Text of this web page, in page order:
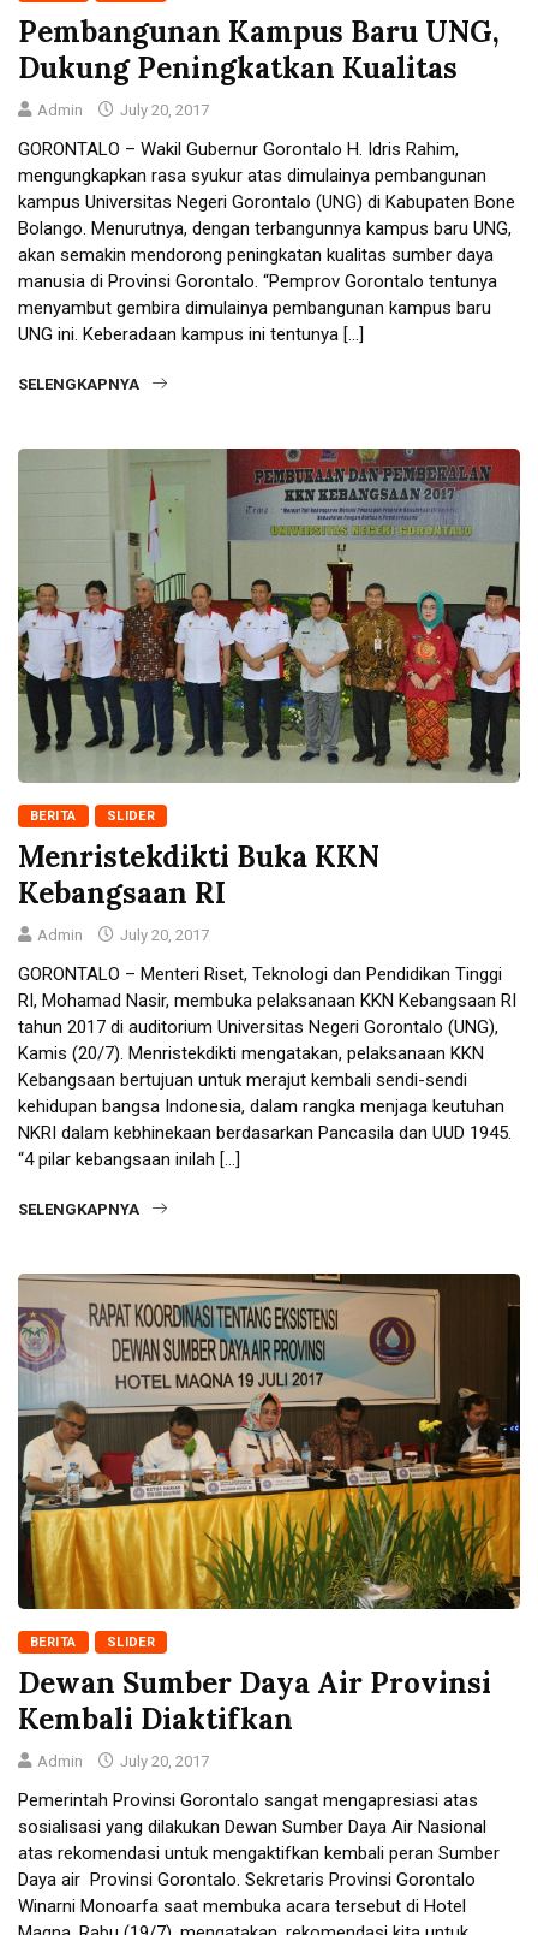
Pembangunan Kampus Baru UNG,
Dukung Peningkatkan Kualitas
Admin July 20, 2017
GORONTALO – Wakil Gubernur Gorontalo H. Idris Rahim,
mengungkapkan rasa syukur atas dimulainya pembangunan
kampus Universitas Negeri Gorontalo (UNG) di Kabupaten Bone
Bolango. Menurutnya, dengan terbangunnya kampus baru UNG,
akan semakin mendorong peningkatan kualitas sumber daya
manusia di Provinsi Gorontalo. “Pemprov Gorontalo tentunya
menyambut gembira dimulainya pembangunan kampus baru
UNG ini. Keberadaan kampus ini tentunya […]
SELENGKAPNYA
BERITA SLIDER
Menristekdikti Buka KKN
Kebangsaan RI
Admin July 20, 2017
GORONTALO – Menteri Riset, Teknologi dan Pendidikan Tinggi
RI, Mohamad Nasir, membuka pelaksanaan KKN Kebangsaan RI
tahun 2017 di auditorium Universitas Negeri Gorontalo (UNG),
Kamis (20/7). Menristekdikti mengatakan, pelaksanaan KKN
Kebangsaan bertujuan untuk merajut kembali sendi-sendi
kehidupan bangsa Indonesia, dalam rangka menjaga keutuhan
NKRI dalam kebhinekaan berdasarkan Pancasila dan UUD 1945.
“4 pilar kebangsaan inilah […]
SELENGKAPNYA
BERITA SLIDER
Dewan Sumber Daya Air Provinsi
Kembali Diaktifkan
Admin July 20, 2017
Pemerintah Provinsi Gorontalo sangat mengapresiasi atas
sosialisasi yang dilakukan Dewan Sumber Daya Air Nasional
atas rekomendasi untuk mengaktifkan kembali peran Sumber
Daya air Provinsi Gorontalo. Sekretaris Provinsi Gorontalo
Winarni Monoarfa saat membuka acara tersebut di Hotel